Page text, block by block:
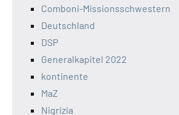
Comboni-Missionsschwestern
Deutschland
DSP
Generalkapitel 2022
kontinente
MaZ
Nigrizia